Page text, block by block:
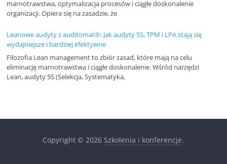
u
ł
y
,
i
n
r
a
marnotrawstwa, optymalizacja procesów i ciągłe doskonalenie
organizacji. Opiera się na zasadzie, że
Leanowe audyty z auditomat®: Jak audyty 5S, TPM i LPA stają się
wydajniejsze i bardziej efektywne
Filozofia Lean management to zbiór zasad, które mają na celu
eliminację marnotrawstwa i ciągłe doskonalenie. Wśród narzędzi
Lean, audyty 5S (Selekcja, Systematyka,
Copyright © 2026 Szkolenia i konferencje.